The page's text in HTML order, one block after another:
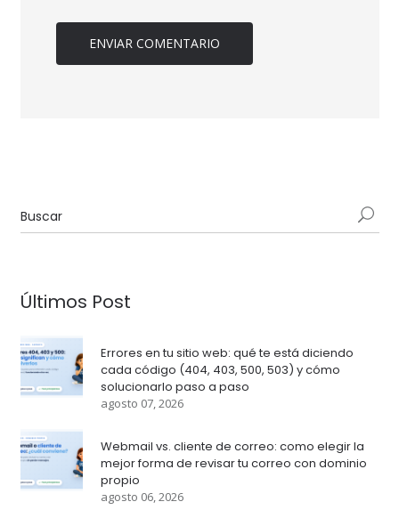
Últimos Post
Errores en tu sitio web: qué te está diciendo
cada código (404, 403, 500, 503) y cómo
solucionarlo paso a paso
agosto 07, 2026
Webmail vs. cliente de correo: como elegir la
mejor forma de revisar tu correo con dominio
propio
agosto 06, 2026